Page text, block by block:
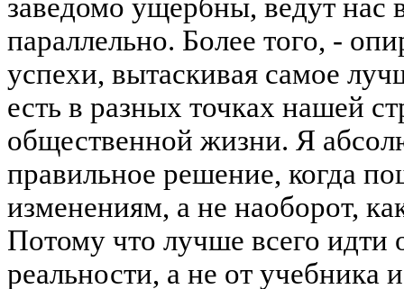
заведомо ущербны, ведут нас
параллельно. Более того, -
успехи, вытаскивая самое
есть в разных точках нашей
общественной жизни. Я
правильное решение, когда
изменениям, а не наоборот,
Потому что лучше всего идти
реальности, а не от